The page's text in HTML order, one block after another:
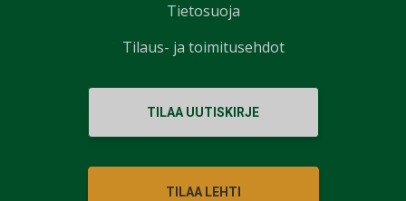
TILAA UUTISKIRJE
TILAA LEHTI
Tietosuoja
Tilaus- ja toimitusehdot